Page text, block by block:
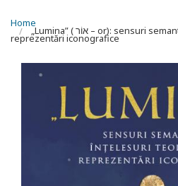
You are here
Home
„Lumina” ( אוֹר – or): sensuri semantice, înțelesuri teologice și
reprezentări iconografice